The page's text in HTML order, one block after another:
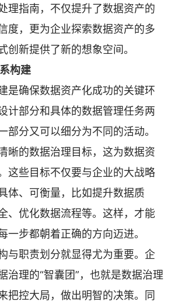
理指南，不仅提升了数据资产的
度，更为企业探索数据资产的多
创新提供了新的想象空间。
构建
是确保数据资产化成功的关键环
计部分和具体的数据管理任务两
部分又可以细分为不同的活动。
晰的数据治理目标，这为数据资
这些目标不仅要与企业的大战略
体、可衡量，比如提升数据质
、优化数据流程等。这样，才能
一步都朝着正确的方向迈进。
与职责划分就显得尤为重要。企
治理的“智囊团”，也就是数据治理
把控大局，做出明智的决策。同